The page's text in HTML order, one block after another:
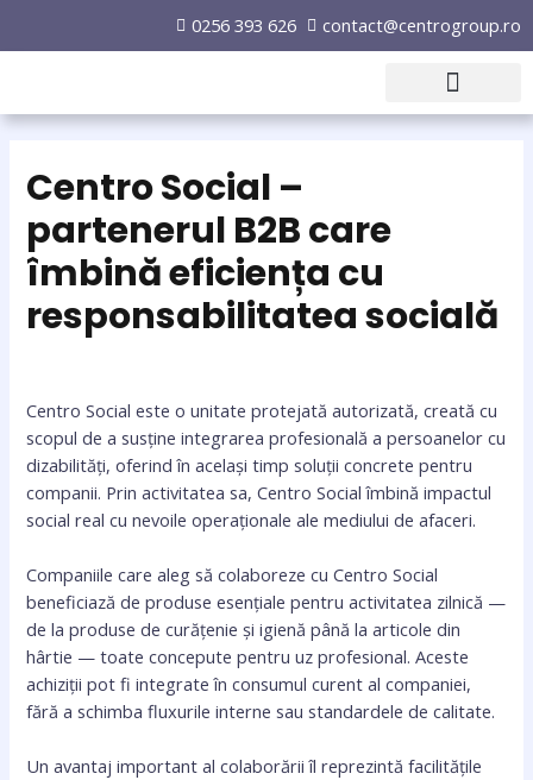
0256 393 626 contact@centrogroup.ro
Centro Social –
partenerul B2B care
îmbină eficiența cu
responsabilitatea socială
Centro Social este o unitate protejată autorizată, creată cu
scopul de a susține integrarea profesională a persoanelor cu
dizabilități, oferind în același timp soluții concrete pentru
companii. Prin activitatea sa, Centro Social îmbină impactul
social real cu nevoile operaționale ale mediului de afaceri.
Companiile care aleg să colaboreze cu Centro Social
beneficiază de produse esențiale pentru activitatea zilnică —
de la produse de curățenie și igienă până la articole din
hârtie — toate concepute pentru uz profesional. Aceste
achiziții pot fi integrate în consumul curent al companiei,
fără a schimba fluxurile interne sau standardele de calitate.
Un avantaj important al colaborării îl reprezintă facilitățile